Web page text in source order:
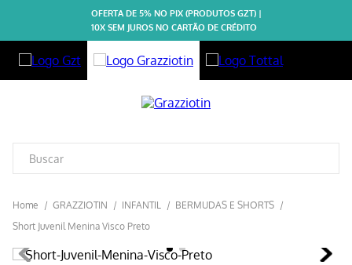
OFERTA DE 5% NO PIX (PRODUTOS GZT) |
10X SEM JUROS NO CARTÃO DE CRÉDITO
GRAZZIOTIN INFANTIL
BERMUDAS E SHORTS
Short Juvenil Menina Visco Preto